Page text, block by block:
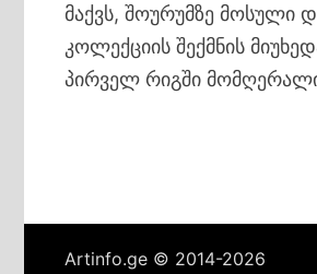
მაქვს, შოურუმზე მოსული
კოლექციის შექმნის
პირველ რიგში
Artinfo.ge © 2014-2026